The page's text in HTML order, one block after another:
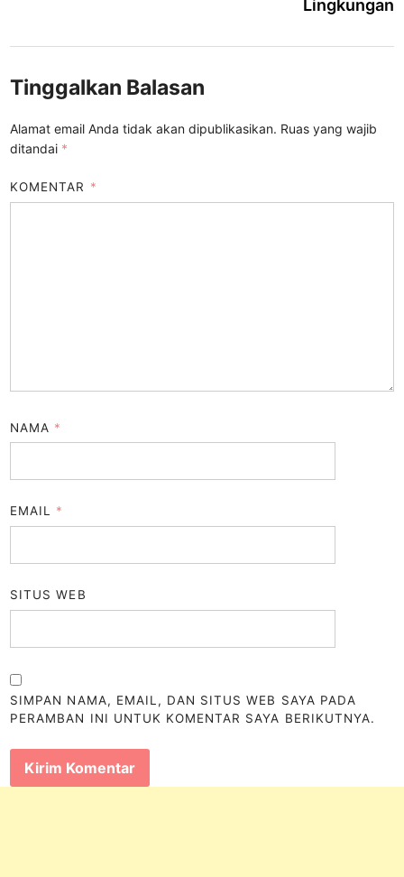
Lingkungan
Tinggalkan Balasan
Alamat email Anda tidak akan dipublikasikan. Ruas yang wajib
ditandai *
KOMENTAR *
NAMA *
EMAIL *
SITUS WEB
SIMPAN NAMA, EMAIL, DAN SITUS WEB SAYA PADA
PERAMBAN INI UNTUK KOMENTAR SAYA BERIKUTNYA.